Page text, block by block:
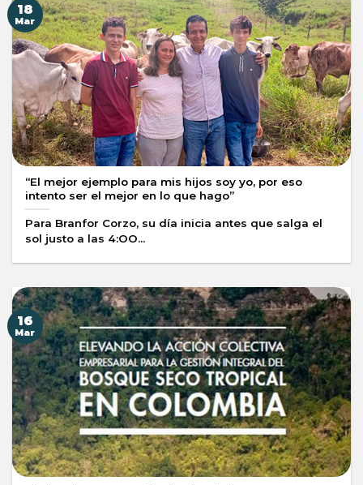
“El mejor ejemplo para mis hijos soy yo, por eso
intento ser el mejor en lo que hago”
Para Branfor Corzo, su día inicia antes que salga el
sol justo a las 4:OO...
18
Mar
16
Mar